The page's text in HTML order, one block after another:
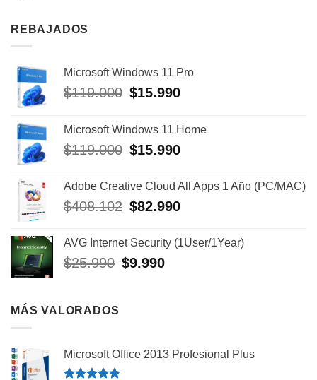
REBAJADOS
Microsoft Windows 11 Pro
$119.000 El
era:
$119.000.
$15.990El
es:
$15.990.
Microsoft Windows 11 Home
$119.000 El
era:
$119.000.
$15.990El
es:
$15.990.
Adobe Creative Cloud All Apps 1 Año (PC/MAC)
$408.102 El
era:
$408.102.
$82.990El
es:
AVG Internet Security (1User/1Year)
$25.990 El
$9.990El
MÁS VALORADOS
Microsoft Office 2013 Profesional Plus